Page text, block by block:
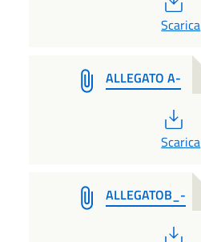
PDF
Scarica
ALLEGATO A-
PDF
Scarica
ALLEGATOB_-